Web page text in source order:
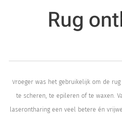
Rug
Vroeger was het gebruikelijk om de
te scheren, te epileren of te waxen.
laserontharing een veel betere én